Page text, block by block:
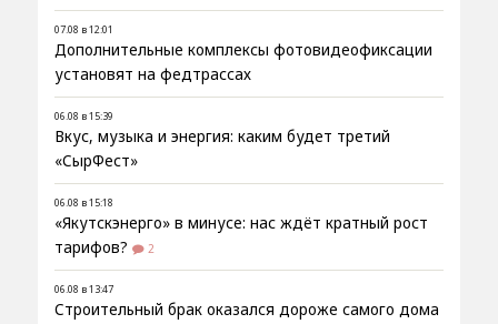
07.08 в 12:01
Дополнительные комплексы фотовидеофиксации
установят на федтрассах
06.08 в 15:39
Вкус, музыка и энергия: каким будет третий
«СырФест»
06.08 в 15:18
«Якутскэнерго» в минусе: нас ждёт кратный рост
тарифов?
2
06.08 в 13:47
Строительный брак оказался дороже самого дома